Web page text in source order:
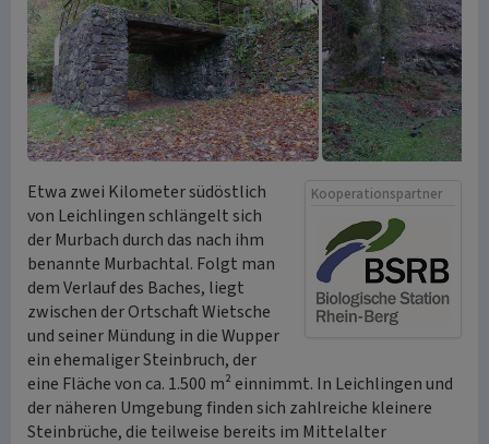
Kooperationspartner
Etwa zwei Kilometer südöstlich
von Leichlingen schlängelt sich
der Murbach durch das nach ihm
benannte Murbachtal. Folgt man
dem Verlauf des Baches, liegt
zwischen der Ortschaft Wietsche
und seiner Mündung in die Wupper
ein ehemaliger Steinbruch, der
eine Fläche von ca. 1.500 m² einnimmt. In Leichlingen und
der näheren Umgebung finden sich zahlreiche kleinere
Steinbrüche, die teilweise bereits im Mittelalter